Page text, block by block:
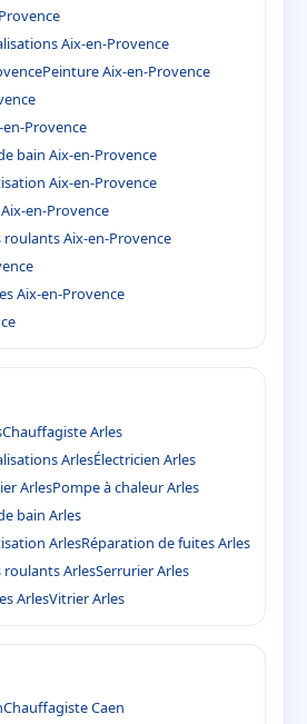
Aix-en-Provence
Peinture Aix-en-Provence
Provence
bain Aix-en-Provence
Aix-en-Provence
en-Provence
Aix-en-Provence
Aix-en-Provence
Chauffagiste Arles
ArlesÉlectricien Arles
ArlesPompe à chaleur Arles
bain Arles
ArlesRéparation de fuites Arles
roulants ArlesSerrurier Arles
ArlesVitrier Arles
Chauffagiste Caen